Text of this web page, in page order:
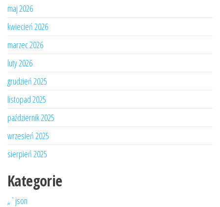
maj 2026
kwiecień 2026
marzec 2026
luty 2026
grudzień 2025
listopad 2025
październik 2025
wrzesień 2025
sierpień 2025
Kategorie
„`json